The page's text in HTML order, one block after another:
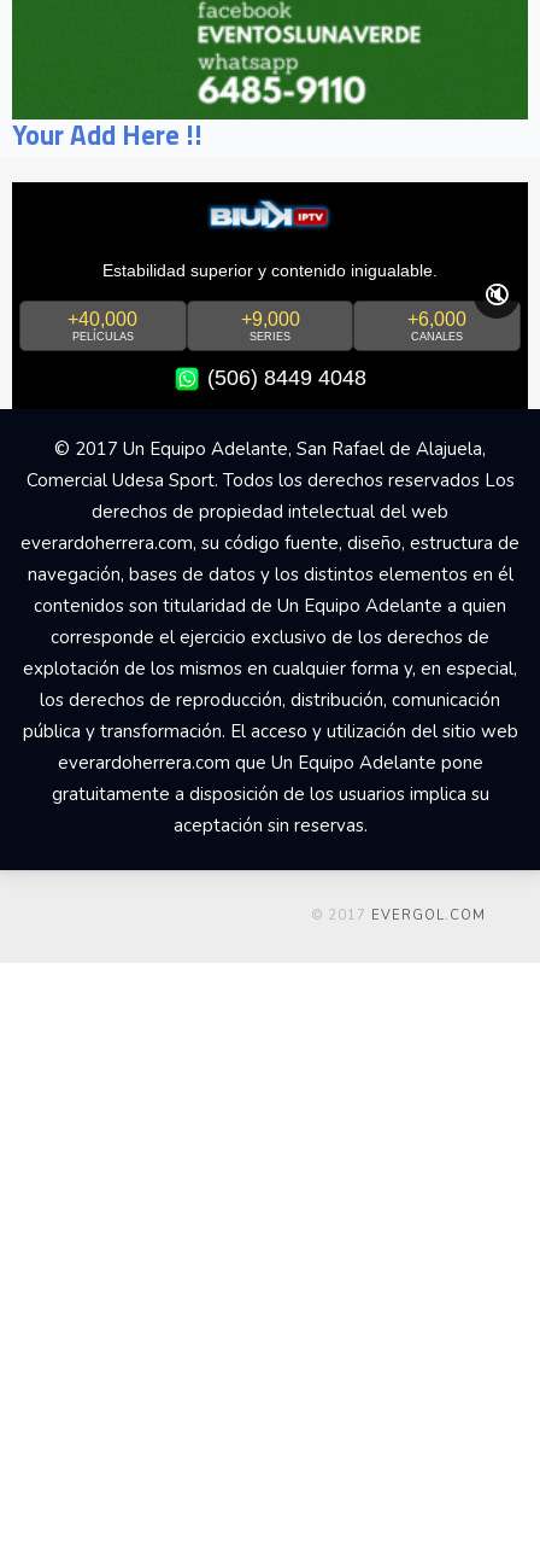
Your Add Here !!
Estabilidad superior y contenido inigualable.
+40,000
PELÍCULAS
+9,000
SERIES
+6,000
CANALES
(506) 8449 4048
🔇
© 2017 Un Equipo Adelante, San Rafael de Alajuela,
Comercial Udesa Sport. Todos los derechos reservados Los
derechos de propiedad intelectual del web
everardoherrera.com, su código fuente, diseño, estructura de
navegación, bases de datos y los distintos elementos en él
contenidos son titularidad de Un Equipo Adelante a quien
corresponde el ejercicio exclusivo de los derechos de
explotación de los mismos en cualquier forma y, en especial,
los derechos de reproducción, distribución, comunicación
pública y transformación. El acceso y utilización del sitio web
everardoherrera.com que Un Equipo Adelante pone
gratuitamente a disposición de los usuarios implica su
aceptación sin reservas.
© 2017 EVERGOL.COM